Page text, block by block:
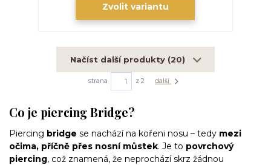
Zvolit variantu
Načíst další produkty (20)
strana z 2 další
Co je piercing Bridge?
Piercing bridge se nachází na kořeni nosu – tedy mezi
očima, příčně přes nosní můstek. Je to povrchový
piercing, což znamená, že neprochází skrz žádnou